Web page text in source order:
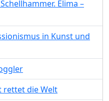
Elima –
in Kunst und
rettet die Welt